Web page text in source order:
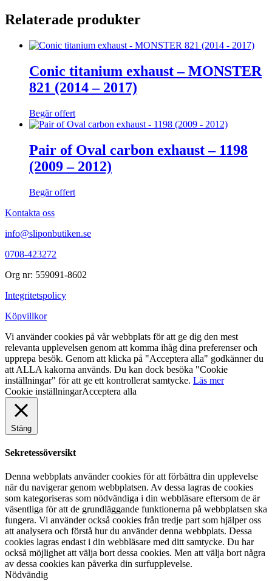
Relaterade produkter
Conic titanium exhaust – MONSTER
821 (2014 – 2017)
Begär offert
Pair of Oval carbon exhaust – 1198
(2009 – 2012)
Begär offert
Kontakta oss
info@sliponbutiken.se
0708-423272
Org nr: 559091-8602
Integritetspolicy
Köpvillkor
Vi använder cookies på vår webbplats för att ge dig den mest
relevanta upplevelsen genom att komma ihåg dina preferenser och
upprepa besök. Genom att klicka på "Acceptera alla" godkänner du
att ALLA kakorna används. Du kan dock besöka "Cookie
inställningar" för att ge ett kontrollerat samtycke. Läs mer
Cookie inställningarAcceptera alla
Stäng
Sekretessöversikt
Denna webbplats använder cookies för att förbättra din upplevelse
när du navigerar genom webbplatsen. Av dessa lagras de cookies
som kategoriseras som nödvändiga i din webbläsare eftersom de är
väsentliga för att de grundläggande funktionerna på webbplatsen ska
fungera. Vi använder också cookies från tredje part som hjälper oss
att analysera och förstå hur du använder denna webbplats. Dessa
cookies lagras endast i din webbläsare med ditt samtycke. Du har
också möjlighet att välja bort dessa cookies. Men att välja bort några
av dessa cookies kan påverka din surfupplevelse.
Nödvändig